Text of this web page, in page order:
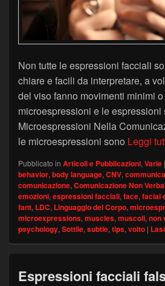
Non tutte le espressioni facciali
chiare e facili da interpretare, a
del viso fanno movimenti minimi
microespressioni e le espressioni
Microespressioni Nella
le microespressioni sono Leggi
Pubblicato in Articoli e Pubblicazioni, Varie |
behavior, body language, CNV,
comunicazione, Comunicazione Non
emozioni, espressioni facciali, face, facial
fant, LDC, Linguaggio del Corpo,
microexpressions, muscles, muscoli, non
psychology, Sottile, subtle, tips, volto |
Espressioni facciali